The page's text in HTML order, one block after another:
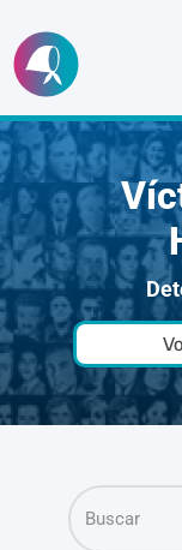
Ir
al
contenido